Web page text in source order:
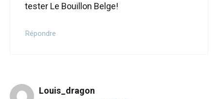
tester Le Bouillon Belge!
Répondre
Louis_dragon